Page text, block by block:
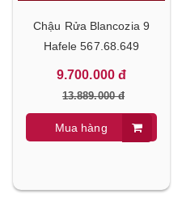
Chậu Rửa Blancozia 9
Hafele 567.68.649
9.700.000 đ
13.889.000 đ
Mua hàng